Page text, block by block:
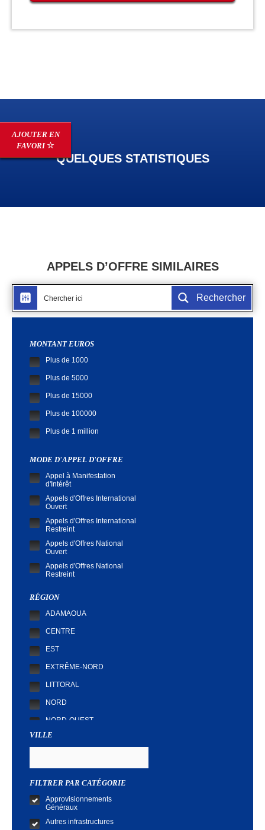
QUELQUES STATISTIQUES
APPELS D’OFFRE SIMILAIRES
Rechercher
MONTANT EUROS
Plus de 1000
Plus de 5000
Plus de 15000
Plus de 100000
Plus de 1 million
MODE D'APPEL D'OFFRE
Appel à Manifestation
d'Intérêt
Appels d'Offres International
Ouvert
Appels d'Offres International
Restreint
Appels d'Offres National
Ouvert
Appels d'Offres National
Restreint
RÉGION
ADAMAOUA
CENTRE
EST
EXTRÊME-NORD
LITTORAL
NORD
NORD-OUEST
SUD
VILLE
FILTRER PAR CATÉGORIE
Approvisionnements
Généraux
Autres infrastructures
AJOUTER EN
FAVORI